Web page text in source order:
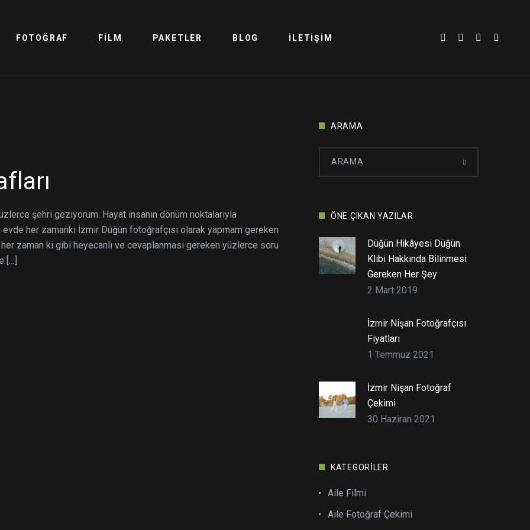
FOTOĞRAF FILM PAKETLER BLOG İLETIŞIM
şehri geziyorum. Hayat insanın dönüm noktalarıyla
her zamanki İzmir Düğün fotoğrafçısı olarak yapmam gereken
zaman ki gibi heyecanlı ve cevaplanması gereken yüzlerce soru
[…]
ARAMA
ÖNE ÇIKAN YAZILAR
Düğün Hikâyesi Düğün
Klibi Hakkında Bilinmesi
Gereken Her Şey
2 Mart 2019
İzmir Nişan Fotoğrafçısı
Fiyatları
1 Temmuz 2021
İzmir Nişan Fotoğraf
Çekimi
30 Haziran 2021
KATEGORILER
Aile Filmi
Aile Fotoğraf Çekimi